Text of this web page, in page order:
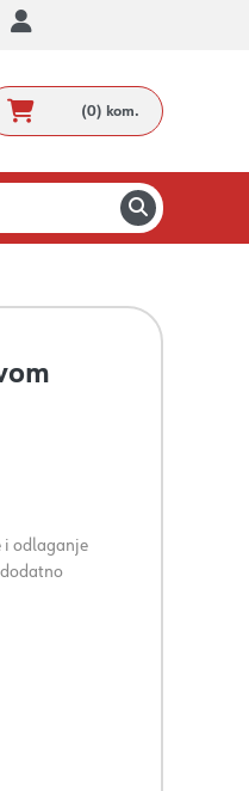
(0) kom.
i odlaganje